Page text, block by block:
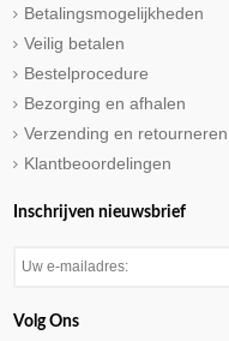
Betalingsmogelijkheden
Veilig betalen
Bestelprocedure
Bezorging en afhalen
Verzending en retourneren
Klantbeoordelingen
Inschrijven nieuwsbrief
Volg Ons